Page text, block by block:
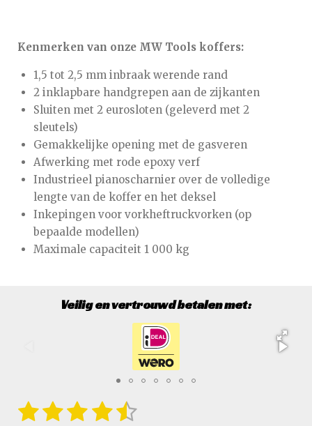
Kenmerken van onze MW Tools koffers:
1,5 tot 2,5 mm inbraak werende rand
2 inklapbare handgrepen aan de zijkanten
Sluiten met 2 eurosloten (geleverd met 2
sleutels)
Gemakkelijke opening met de gasveren
Afwerking met rode epoxy verf
Industrieel pianoscharnier over de volledige
lengte van de koffer en het deksel
Inkepingen voor vorkheftruckvorken (op
bepaalde modellen)
Maximale capaciteit 1 000 kg
Veilig en vertrouwd betalen met:
R
1 2 3 4 5
S